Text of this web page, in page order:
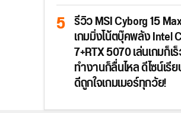
รีวิว MSI Cyborg 15
เกมมิ่งโน้ตบุ๊คพลัง Intel
7+RTX 5070 เล่นเกมก็เ
ทำงานก็ลื่นไหล ดีไซน์เรี
ดีถูกใจเกมเมอร์ทุกวัย!